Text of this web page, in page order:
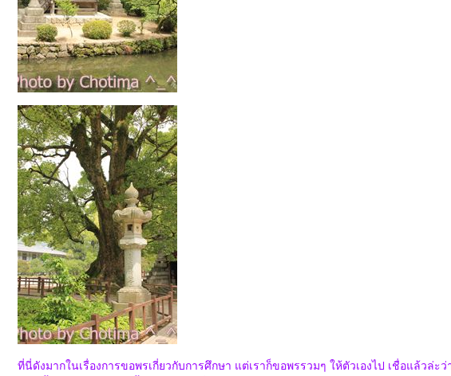
ที่นี่ดังมากในเรื่องการขอพรเกี่ยวกับการศึกษา แต่เราก็ขอพรรวมๆ ให้ตัวเองไป เชื่อแล้ว